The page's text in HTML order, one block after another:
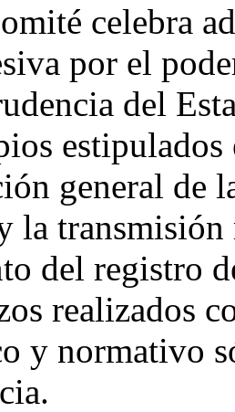
celebra
por el
del
general de
la
del registro
realizados
y normativo